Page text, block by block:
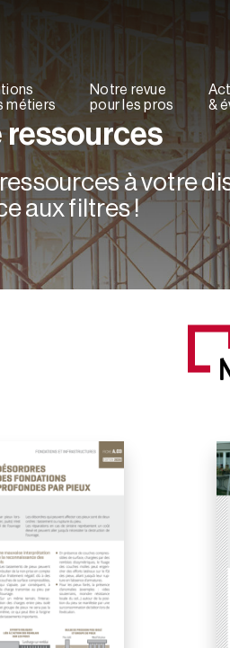
métiers
Notre revue
pour les pros
&
ressources
à votre
aux filtres !